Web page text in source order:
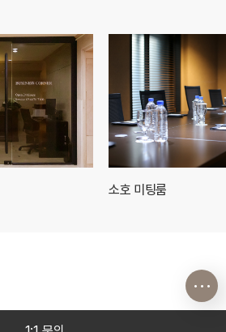
소호 미팅룸